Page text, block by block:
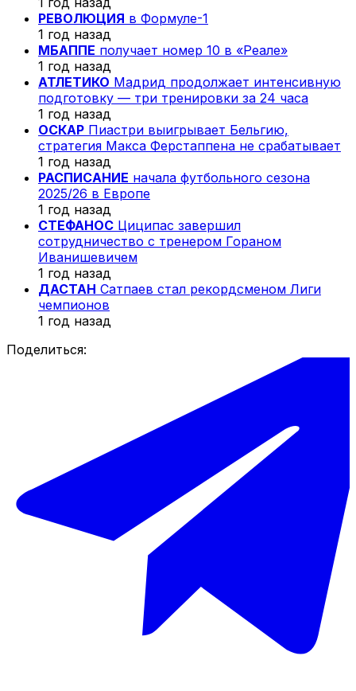
РЕВОЛЮЦИЯ в Формуле-1
1 год назад
МБАППЕ получает номер 10 в «Реале»
1 год назад
АТЛЕТИКО Мадрид продолжает интенсивную
подготовку — три тренировки за 24 часа
1 год назад
ОСКАР Пиастри выигрывает Бельгию,
стратегия Макса Ферстаппена не срабатывает
1 год назад
РАСПИСАНИЕ начала футбольного сезона
2025/26 в Европе
1 год назад
СТЕФАНОС Циципас завершил
сотрудничество с тренером Гораном
Иванишевичем
1 год назад
ДАСТАН Сатпаев стал рекордсменом Лиги
чемпионов
1 год назад
Поделиться: